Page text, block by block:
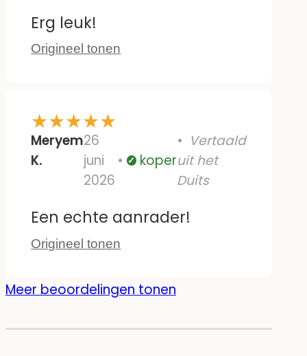
Erg leuk!
Origineel tonen
★★★★★
Meryem
K.
26
juni
2026
Geverifieerd
koper
Vertaald
uit het
Duits
Een echte aanrader!
Origineel tonen
Meer beoordelingen tonen